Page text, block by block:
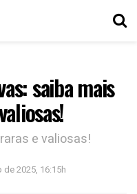
saiba mais
e valiosas!
de 2025, 16:15h